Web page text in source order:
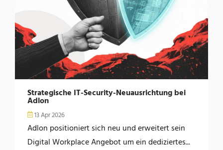
Strategische IT-Security-Neuausrichtung bei
Adlon
13 Apr 2026
Adlon positioniert sich neu und erweitert sein
Digital Workplace Angebot um ein dediziertes...